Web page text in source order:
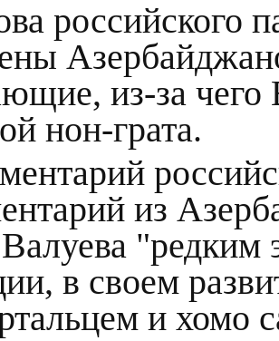
российского
из-за чего
нон-грата.
из
"редким
в своем
и хомо